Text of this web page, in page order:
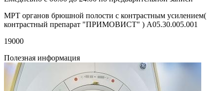
МРТ органов брюшной полости с контрастным усилением(
контрастный препарат "ПРИМОВИСТ" ) A05.30.005.001
19000
Полезная информация